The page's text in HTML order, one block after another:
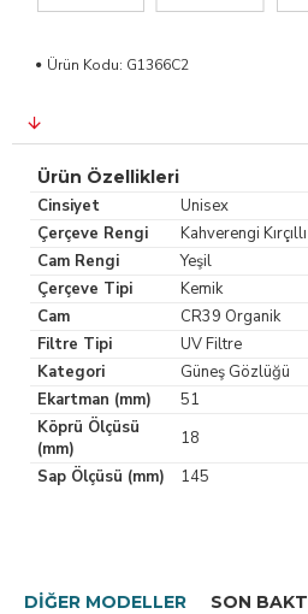
Ürün Kodu: G1366C2
Ürün Özellikleri
Cinsiyet
Unisex
Çerçeve Rengi
Kahverengi Kırçıllı
Cam Rengi
Yeşil
Çerçeve Tipi
Kemik
Cam
CR39 Organik
Filtre Tipi
UV Filtre
Kategori
Güneş Gözlüğü
Ekartman (mm)
51
Köprü Ölçüsü
(mm)
18
Sap Ölçüsü (mm)
145
DIĞER MODELLER SON